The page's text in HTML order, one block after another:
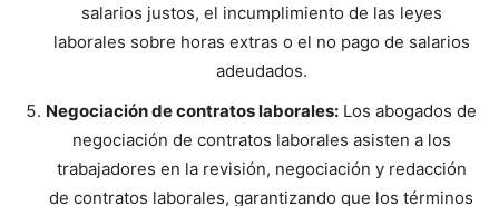
salarios justos, el incumplimiento de las leyes
laborales sobre horas extras o el no pago de salarios
adeudados.
Negociación de contratos laborales: Los abogados de
negociación de contratos laborales asisten a los
trabajadores en la revisión, negociación y redacción
de contratos laborales, garantizando que los términos